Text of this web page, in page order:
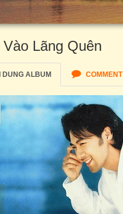
Lãng Quên
DUNG ALBUM COMMENT